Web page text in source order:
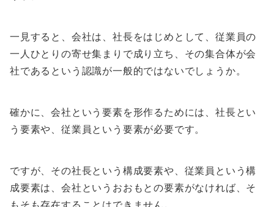
一見すると、会社は、社長をはじめとして、従業員の
一人ひとりの寄せ集まりで成り立ち、その集合体が会
社であるという認識が一般的ではないでしょうか。
確かに、会社という要素を形作るためには、社長とい
う要素や、従業員という要素が必要です。
ですが、その社長という構成要素や、従業員という構
成要素は、会社というおおもとの要素がなければ、そ
もそも存在することはできません。